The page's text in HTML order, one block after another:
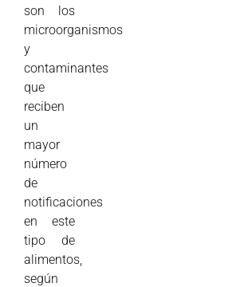
son los
microorganismos
y
contaminantes
que
reciben
un
mayor
número
de
notificaciones
en este
tipo de
alimentos,
según